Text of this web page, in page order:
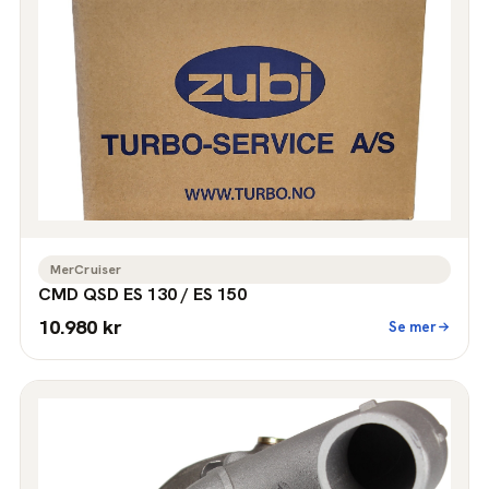
MerCruiser
CMD QSD ES 130 / ES 150
10.980 kr Se mer